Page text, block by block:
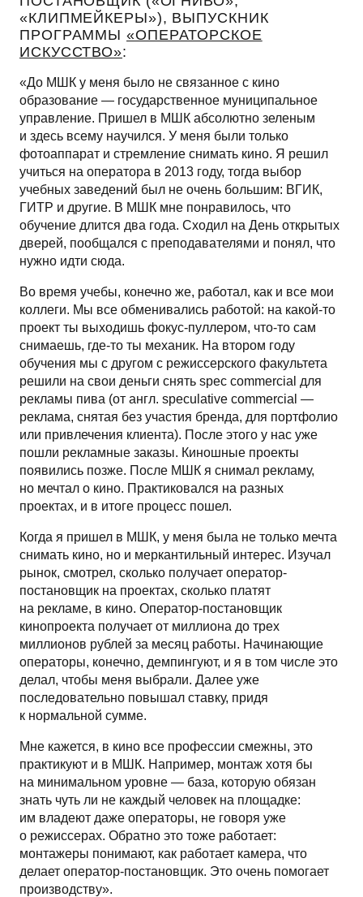
«КЛИПМЕЙКЕРЫ»), ВЫПУСКНИК
ПРОГРАММЫ «ОПЕРАТОРСКОЕ
ИСКУССТВО»:
«До МШК у меня было не связанное с кино
образование — государственное муниципальное
управление. Пришел в МШК абсолютно зеленым
и здесь всему научился. У меня были только
фотоаппарат и стремление снимать кино. Я решил
учиться на оператора в 2013 году, тогда выбор
учебных заведений был не очень большим: ВГИК,
ГИТР и другие. В МШК мне понравилось, что
обучение длится два года. Сходил на День открытых
дверей, пообщался с преподавателями и понял, что
нужно идти сюда.
Во время учебы, конечно же, работал, как и все мои
коллеги. Мы все обменивались работой: на какой-то
проект ты выходишь фокус-пуллером, что-то сам
снимаешь, где-то ты механик. На втором году
обучения мы с другом с режиссерского факультета
решили на свои деньги снять spec commercial для
рекламы пива (от англ. speculative commercial —
реклама, снятая без участия бренда, для портфолио
или привлечения клиента). После этого у нас уже
пошли рекламные заказы. Киношные проекты
появились позже. После МШК я снимал рекламу,
но мечтал о кино. Практиковался на разных
проектах, и в итоге процесс пошел.
Когда я пришел в МШК, у меня была не только мечта
снимать кино, но и меркантильный интерес. Изучал
рынок, смотрел, сколько получает оператор-
постановщик на проектах, сколько платят
на рекламе, в кино. Оператор-постановщик
кинопроекта получает от миллиона до трех
миллионов рублей за месяц работы. Начинающие
операторы, конечно, демпингуют, и я в том числе это
делал, чтобы меня выбрали. Далее уже
последовательно повышал ставку, придя
к нормальной сумме.
Мне кажется, в кино все профессии смежны, это
практикуют и в МШК. Например, монтаж хотя бы
на минимальном уровне — база, которую обязан
знать чуть ли не каждый человек на площадке:
им владеют даже операторы, не говоря уже
о режиссерах. Обратно это тоже работает:
монтажеры понимают, как работает камера, что
делает оператор-постановщик. Это очень помогает
производству».